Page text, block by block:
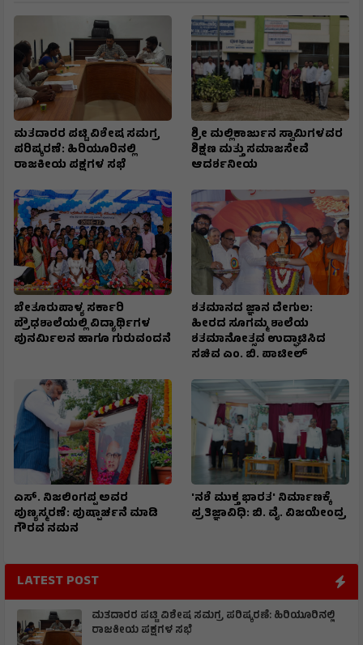
ಮತದಾರರ ಪಟ್ಟಿ ವಿಶೇಷ ಸಮಗ್ರ
ಪರಿಷ್ಕರಣೆ: ಹಿರಿಯೂರಿನಲ್ಲಿ
ರಾಜಕೀಯ ಪಕ್ಷಗಳ ಸಭೆ
ಶ್ರೀ ಮಲ್ಲಿಕಾರ್ಜುನ ಸ್ವಾಮಿಗಳವರ
ಶಿಕ್ಷಣ ಮತ್ತು ಸಮಾಜಸೇವೆ
ಆದರ್ಶನೀಯ
ಬೇತೂರುಪಾಳ್ಯ ಸರ್ಕಾರಿ
ಪ್ರೌಢಶಾಲೆಯಲ್ಲಿ ವಿದ್ಯಾರ್ಥಿಗಳ
ಪುನರ್ಮಿಲನ ಹಾಗೂ ಗುರುವಂದನೆ
ಶತಮಾನದ ಜ್ಞಾನ ದೇಗುಲ:
ಹೀರದ ಸೂಗಮ್ಮ ಶಾಲೆಯ
ಶತಮಾನೋತ್ಸವ ಉದ್ಘಾಟಿಸಿದ
ಸಚಿವ ಎಂ. ಬಿ. ಪಾಟೀಲ್
ಎಸ್. ನಿಜಲಿಂಗಪ್ಪ ಅವರ
ಪುಣ್ಯಸ್ಮರಣೆ: ಪುಷ್ಪಾರ್ಚನೆ ಮಾಡಿ
ಗೌರವ ನಮನ​
'ನಶೆ ಮುಕ್ತ ಭಾರತ' ನಿರ್ಮಾಣಕ್ಕೆ
ಪ್ರತಿಜ್ಞಾವಿಧಿ: ಬಿ. ವೈ. ವಿಜಯೇಂದ್ರ
LATEST POST
ಮತದಾರರ ಪಟ್ಟಿ ವಿಶೇಷ ಸಮಗ್ರ ಪರಿಷ್ಕರಣೆ: ಹಿರಿಯೂರಿನಲ್ಲಿ
ರಾಜಕೀಯ ಪಕ್ಷಗಳ ಸಭೆ